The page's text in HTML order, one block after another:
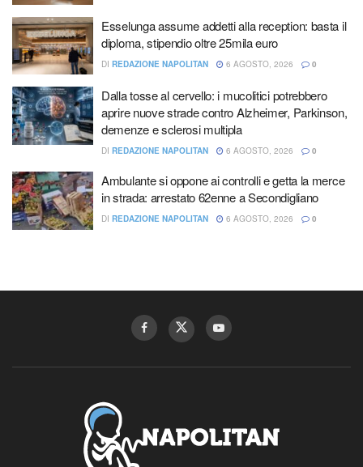
Esselunga assume addetti alla reception: basta il
diploma, stipendio oltre 25mila euro
DI REDAZIONE NAPOLITAN 6 AGOSTO, 2026 0
Dalla tosse al cervello: i mucolitici potrebbero
aprire nuove strade contro Alzheimer, Parkinson,
demenze e sclerosi multipla
DI REDAZIONE NAPOLITAN 6 AGOSTO, 2026 0
Ambulante si oppone ai controlli e getta la merce
in strada: arrestato 62enne a Secondigliano
DI REDAZIONE NAPOLITAN 6 AGOSTO, 2026 0